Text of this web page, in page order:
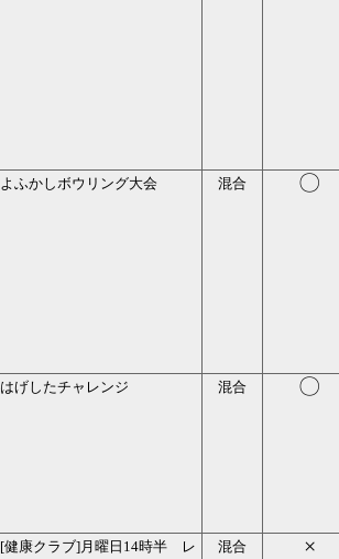
よふかしボウリング大会 混合 〇
はげしたチャレンジ 混合 〇
[健康クラブ]月曜日14時半 レ
混合 ×